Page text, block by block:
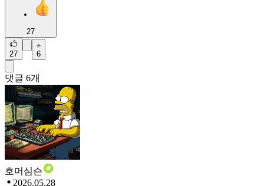
27
27 6
댓글 6개
호머심슨
2026.05.28